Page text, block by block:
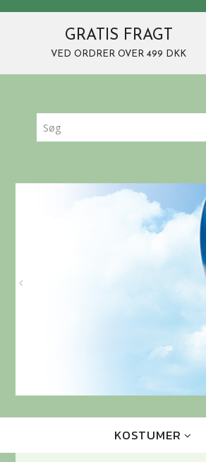
GRATIS FRAGT
VED ORDRER OVER 499 DKK
KOSTUMER